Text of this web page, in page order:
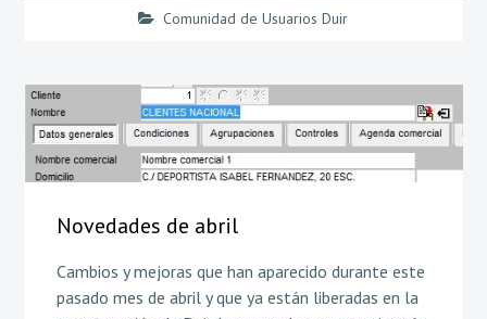
Comunidad de Usuarios Duir
Novedades de abril
Cambios y mejoras que han aparecido durante este
pasado mes de abril y que ya están liberadas en la